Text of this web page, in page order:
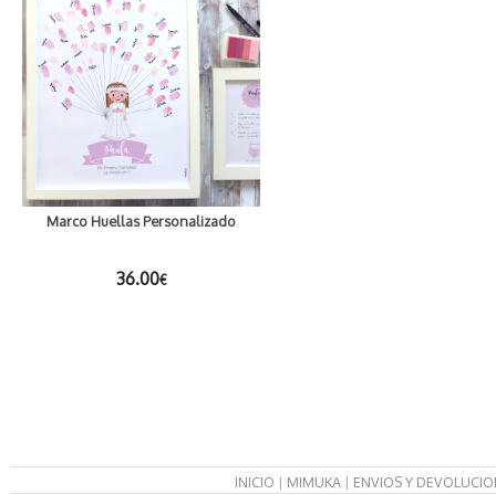
Marco Huellas Personalizado
36.00€
INICIO | MIMUKA | ENVIOS Y